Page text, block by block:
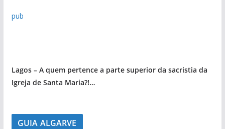
pub
Lagos – A quem pertence a parte superior da sacristia da
Igreja de Santa Maria?!…
GUIA ALGARVE